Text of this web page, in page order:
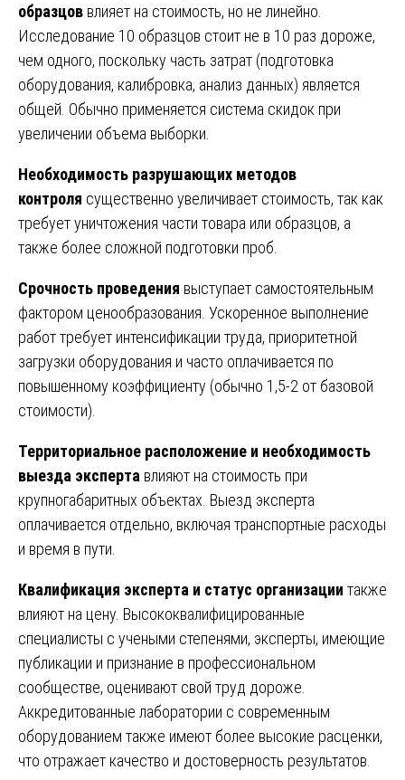
образцов влияет на стоимость, но не линейно.
Исследование 10 образцов стоит не в 10 раз дороже,
чем одного, поскольку часть затрат (подготовка
оборудования, калибровка, анализ данных) является
общей. Обычно применяется система скидок при
увеличении объема выборки.
Необходимость разрушающих методов
контроля существенно увеличивает стоимость, так как
требует уничтожения части товара или образцов, а
также более сложной подготовки проб.
Срочность проведения выступает самостоятельным
фактором ценообразования. Ускоренное выполнение
работ требует интенсификации труда, приоритетной
загрузки оборудования и часто оплачивается по
повышенному коэффициенту (обычно 1,5-2 от базовой
стоимости).
Территориальное расположение и необходимость
выезда эксперта влияют на стоимость при
крупногабаритных объектах. Выезд эксперта
оплачивается отдельно, включая транспортные расходы
и время в пути.
Квалификация эксперта и статус организации также
влияют на цену. Высококвалифицированные
специалисты с учеными степенями, эксперты, имеющие
публикации и признание в профессиональном
сообществе, оценивают свой труд дороже.
Аккредитованные лаборатории с современным
оборудованием также имеют более высокие расценки,
что отражает качество и достоверность результатов.